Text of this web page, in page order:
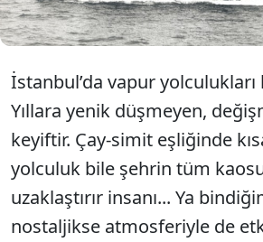
İstanbul’da vapur yolculukları
Yıllara yenik düşmeyen,
keyiftir. Çay-simit eşliğinde
yolculuk bile şehrin tüm
uzaklaştırır insanı... Ya
nostaljikse atmosferiyle de